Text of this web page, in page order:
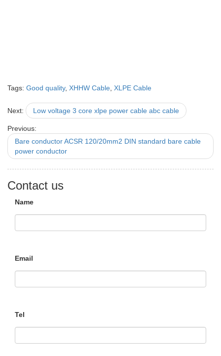
Tags: Good quality, XHHW Cable XLPE Cable
Next: Low voltage 3 core xlpe power cable abc cable
Previous:
Bare conductor ACSR 120/20mm2 DIN standard bare cable
power conductor
Contact us
Name
Email
Tel